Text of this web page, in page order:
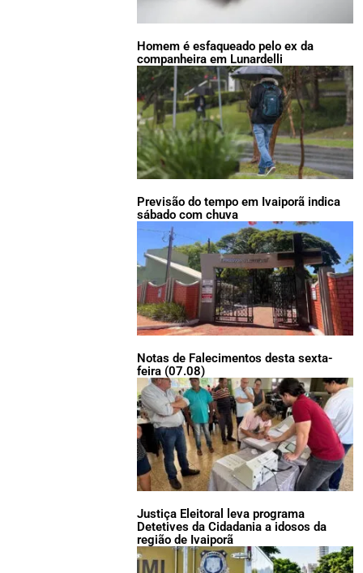
Homem é esfaqueado pelo ex da
companheira em Lunardelli
Previsão do tempo em Ivaiporã indica
sábado com chuva
Notas de Falecimentos desta sexta-
feira (07.08)
Justiça Eleitoral leva programa
Detetives da Cidadania a idosos da
região de Ivaiporã